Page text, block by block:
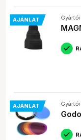
AJÁNLAT
AJÁNLAT